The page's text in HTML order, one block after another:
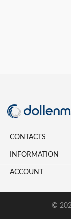
CONTACTS
INFORMATION
ACCOUNT
©